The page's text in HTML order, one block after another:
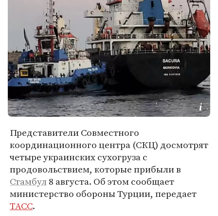
Представители Совместного
координационного центра (СКЦ) досмотрят
четыре украинских сухогруза с
продовольствием, которые прибыли в
Стамбул 8 августа. Об этом сообщает
министерство обороны Турции, передает
ТАСС.